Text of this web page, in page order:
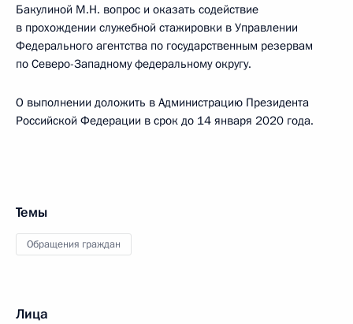
Бакулиной М.Н. вопрос и оказать содействие
в прохождении служебной стажировки в Управлении
Федерального агентства по государственным резервам
по Северо-Западному федеральному округу.
О выполнении доложить в Администрацию Президента
Российской Федерации в срок до 14 января 2020 года.
Темы
Обращения граждан
Лица